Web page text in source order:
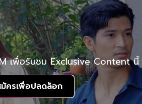
เพื่อรับชม Exclusive Content นี้
ครเพื่อปลดล็อก